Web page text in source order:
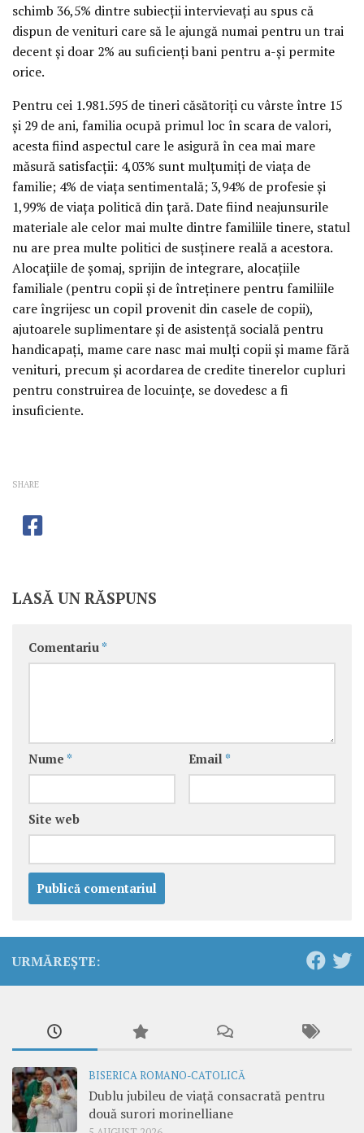
schimb 36,5% dintre subiecţii intervievaţi au spus că
dispun de venituri care să le ajungă numai pentru un trai
decent şi doar 2% au suficienţi bani pentru a-şi permite
orice.
Pentru cei 1.981.595 de tineri căsătoriţi cu vârste între 15
şi 29 de ani, familia ocupă primul loc în scara de valori,
acesta fiind aspectul care le asigură în cea mai mare
măsură satisfacţii: 4,03% sunt mulţumiţi de viaţa de
familie; 4% de viaţa sentimentală; 3,94% de profesie şi
1,99% de viaţa politică din ţară. Date fiind neajunsurile
materiale ale celor mai multe dintre familiile tinere, statul
nu are prea multe politici de susţinere reală a acestora.
Alocaţiile de şomaj, sprijin de integrare, alocaţiile
familiale (pentru copii şi de întreţinere pentru familiile
care îngrijesc un copil provenit din casele de copii),
ajutoarele suplimentare şi de asistenţă socială pentru
handicapaţi, mame care nasc mai mulţi copii şi mame fără
venituri, precum şi acordarea de credite tinerelor cupluri
pentru construirea de locuinţe, se dovedesc a fi
insuficiente.
SHARE
LASĂ UN RĂSPUNS
Comentariu *
Nume * Email *
Site web
URMĂREȘTE:
BISERICA ROMANO-CATOLICĂ
Dublu jubileu de viață consacrată pentru
două surori morinelliane